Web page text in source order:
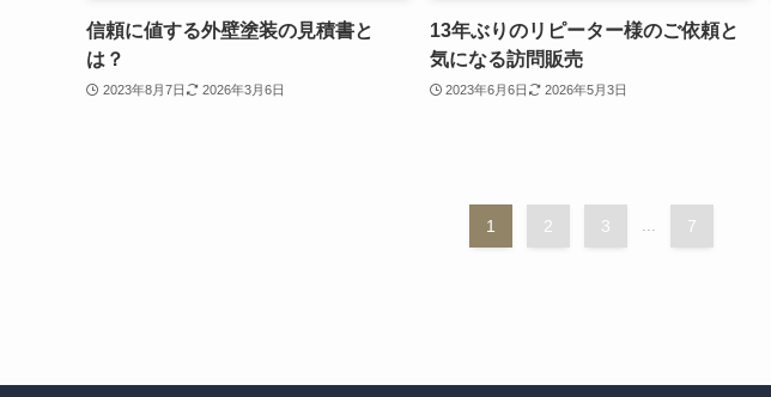
信頼に値する外壁塗装の見積書と
は？
2023年8月7日 2026年3月6日
13年ぶりのリピーター様のご依頼と
気になる訪問販売
2023年6月6日 2026年5月3日
1 2 3 7